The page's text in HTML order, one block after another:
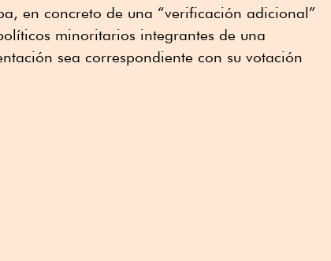
en concreto de una “verificación adicional”
minoritarios integrantes de una
sea correspondiente con su votación